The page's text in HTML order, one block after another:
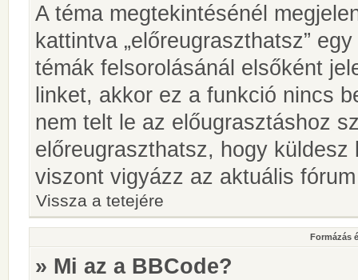
A téma megtekintésénél
kattintva „előreugraszthatsz”
témák felsorolásánál elsőként
linket, akkor ez a funkció nincs
nem telt le az előugrasztáshoz
előreugraszthatsz, hogy
viszont vigyázz az aktuális
Vissza a tetejére
Formázás
» Mi az a BBCode?